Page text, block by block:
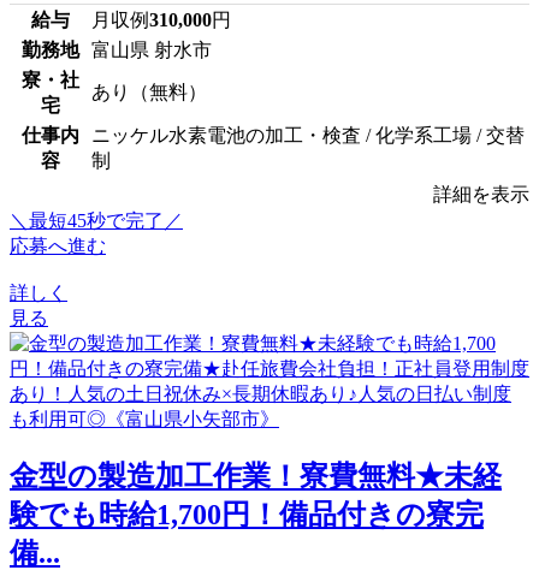
給与 月収例310,000円
勤務地
富山県 射水市
寮・社
宅
あり（無料）
仕事内
容
ニッケル水素電池の加工・検査 / 化学系工場 / 交替
制
詳細を表示
＼最短45秒で完了／
応募へ進む
詳しく
見る
金型の製造加工作業！寮費無料★未経
験でも時給1,700円！備品付きの寮完
備...